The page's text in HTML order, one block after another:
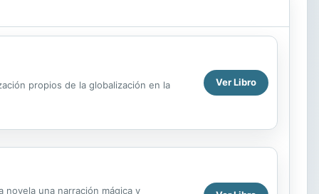
propios de la globalización en la Ver Libro
una narración mágica y